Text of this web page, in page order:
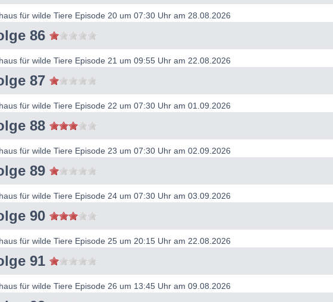
für wilde Tiere Episode 20 um 07:30 Uhr am 28.08.2026
86
für wilde Tiere Episode 21 um 09:55 Uhr am 22.08.2026
87
für wilde Tiere Episode 22 um 07:30 Uhr am 01.09.2026
88
für wilde Tiere Episode 23 um 07:30 Uhr am 02.09.2026
89
für wilde Tiere Episode 24 um 07:30 Uhr am 03.09.2026
90
für wilde Tiere Episode 25 um 20:15 Uhr am 22.08.2026
91
für wilde Tiere Episode 26 um 13:45 Uhr am 09.08.2026